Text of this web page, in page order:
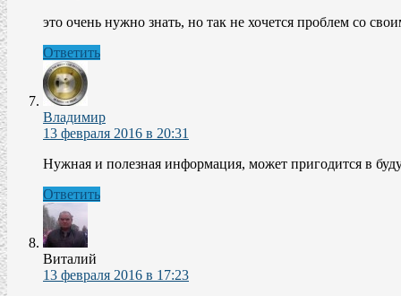
это очень нужно знать, но так не хочется проблем со
Ответить
Владимир
13 февраля 2016 в 20:31
Нужная и полезная информация, может пригодится в
Ответить
Виталий
13 февраля 2016 в 17:23